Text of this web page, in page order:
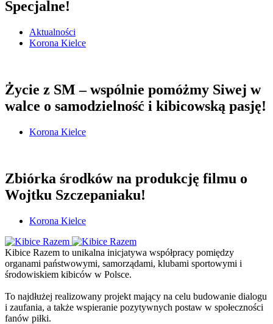
Specjalne!
Aktualności
Korona Kielce
Życie z SM – wspólnie pomóżmy Siwej w
walce o samodzielność i kibicowską pasję!
Korona Kielce
Zbiórka środków na produkcję filmu o
Wojtku Szczepaniaku!
Korona Kielce
Kibice Razem to unikalna inicjatywa współpracy pomiędzy
organami państwowymi, samorządami, klubami sportowymi i
środowiskiem kibiców w Polsce.
To najdłużej realizowany projekt mający na celu budowanie dialogu
i zaufania, a także wspieranie pozytywnych postaw w społeczności
fanów piłki.